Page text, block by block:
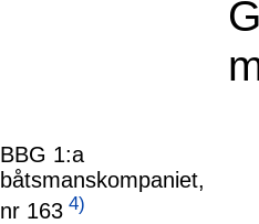
BBG 1:a
båtsmanskompaniet,
nr 163 4)